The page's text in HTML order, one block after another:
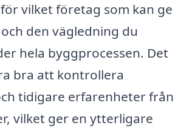
vilket företag som kan ge
den vägledning du
hela byggprocessen. Det
bra att kontrollera
tidigare erfarenheter från
vilket ger en ytterligare